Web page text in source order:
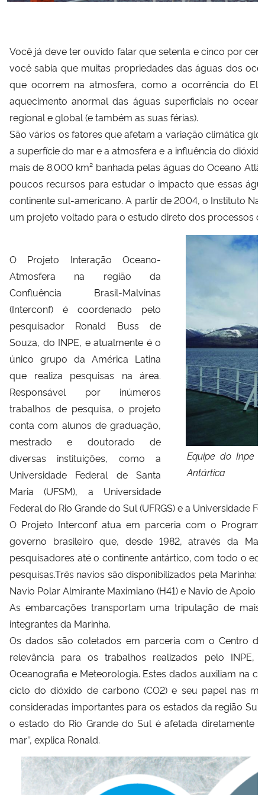
Secretaria de Governo
Gabinete de Segurança Institucional
Advocacia-Geral da União
Banco Central do Brasil
Planalto
Você já deve ter ouvido falar que setenta e cinco por
você sabia que muitas propriedades das águas dos
que ocorrem na atmosfera, como a ocorrência do El
aquecimento anormal das águas superficiais no
regional e global (e também as suas férias).
São vários os fatores que afetam a variação climática
a superfície do mar e a atmosfera e a influência do
mais de 8.000 km² banhada pelas águas do Oceano
poucos recursos para estudar o impacto que essas
continente sul-americano. A partir de 2004, o Instituto
um projeto voltado para o estudo direto dos processos
Equipe do Inpe
Antártica
O Projeto Interação Oceano-
Atmosfera na região da
Confluência Brasil-Malvinas
(Interconf) é coordenado pelo
pesquisador Ronald Buss de
Souza, do INPE, e atualmente é o
único grupo da América Latina
que realiza pesquisas na área.
Responsável por inúmeros
trabalhos de pesquisa, o projeto
conta com alunos de graduação,
mestrado e doutorado de
diversas instituições, como a
Universidade Federal de Santa
Maria (UFSM), a Universidade
Federal do Rio Grande do Sul (UFRGS) e a Universidade
O Projeto Interconf atua em parceria com o
governo brasileiro que, desde 1982, através da
pesquisadores até o continente antártico, com todo o
pesquisas.Três navios são disponibilizados pela
Navio Polar Almirante Maximiano (H41) e Navio de Apoio
As embarcações transportam uma tripulação de
integrantes da Marinha.
Os dados são coletados em parceria com o Centro
relevância para os trabalhos realizados pelo
Oceanografia e Meteorologia. Estes dados auxiliam na
ciclo do dióxido de carbono (CO2) e seu papel nas
consideradas importantes para os estados da região
o estado do Rio Grande do Sul é afetada diretamente
mar’’, explica Ronald.